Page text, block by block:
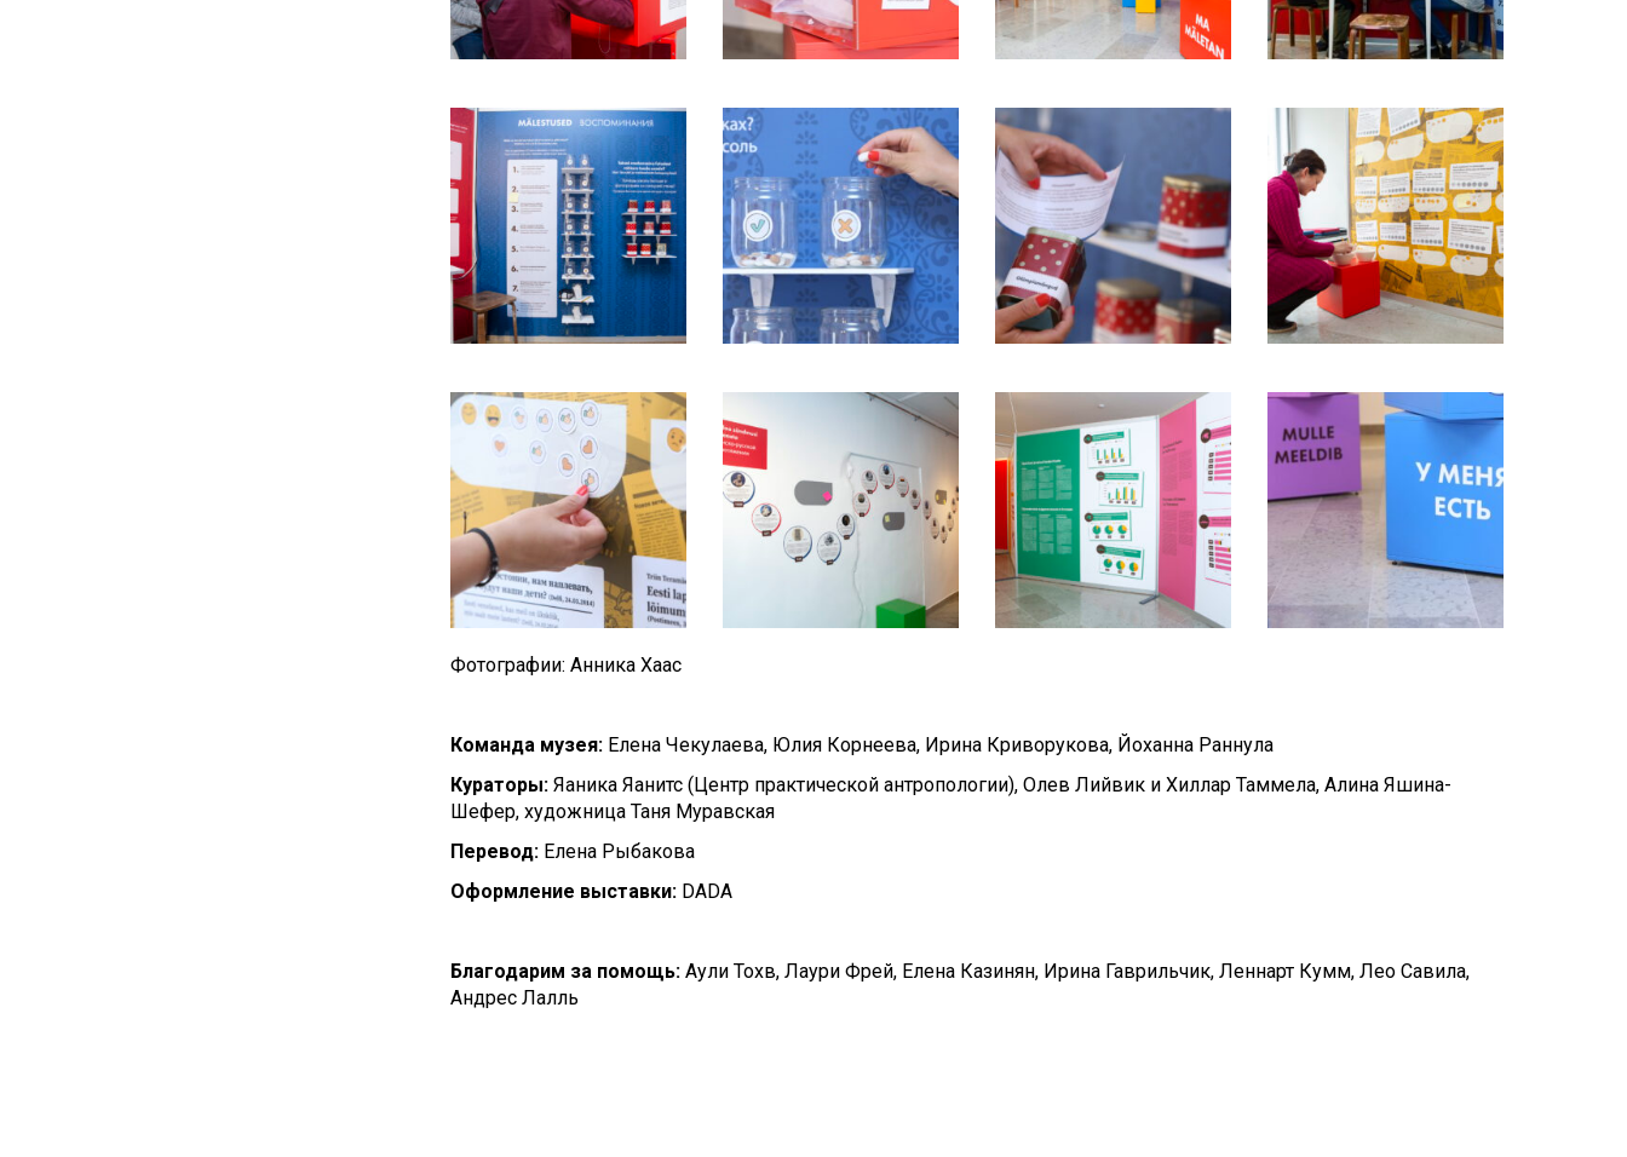
Фотографии: Анника Хаас
Команда музея: Елена Чекулаева, Юлия Корнеева, Ирина Криворукова, Йоханна Раннула
Кураторы: Яаника Яанитс (Центр практической антропологии), Олев Лийвик и Хиллар Таммела, Алина Яшина-
Шефер, художница Таня Муравская
Перевод: Елена Рыбакова
Оформление выставки: DADA
Благодарим за помощь: Аули Тохв, Лаури Фрей, Елена Казинян, Ирина Гаврильчик, Леннарт Кумм, Лео Савила,
Андрес Лалль